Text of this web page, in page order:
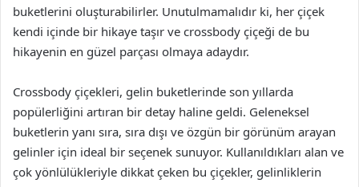
buketlerini oluşturabilirler. Unutulmamalıdır ki, her çiçek
kendi içinde bir hikaye taşır ve crossbody çiçeği de bu
hikayenin en güzel parçası olmaya adaydır.
Crossbody çiçekleri, gelin buketlerinde son yıllarda
popülerliğini artıran bir detay haline geldi. Geleneksel
buketlerin yanı sıra, sıra dışı ve özgün bir görünüm arayan
gelinler için ideal bir seçenek sunuyor. Kullanıldıkları alan ve
çok yönlülükleriyle dikkat çeken bu çiçekler, gelinliklerin